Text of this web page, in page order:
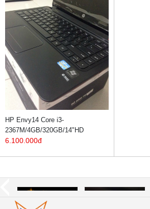
HP Envy14 Core i3-
2367M/4GB/320GB/14"HD
6.100.000đ